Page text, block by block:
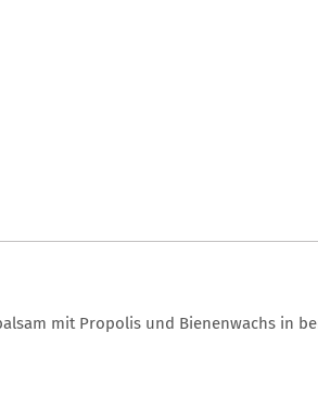
mit Propolis und Bienenwachs in